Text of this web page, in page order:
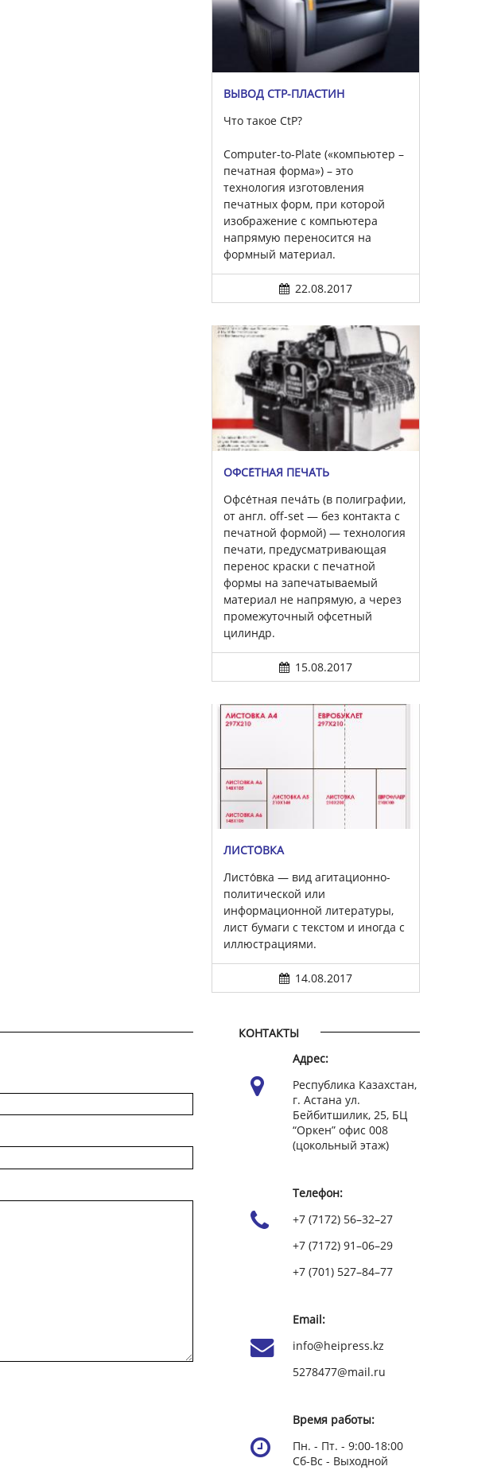
ВЫВОД CTP-ПЛАСТИН
Что такое CtP?
Computer-to-Plate («компьютер –
печатная форма») – это
технология изготовления
печатных форм, при которой
изображение с компьютера
напрямую переносится на
формный материал.
22.08.2017
ОФСЕ́ТНАЯ ПЕЧА́ТЬ
Офсе́тная печа́ть (в полиграфии,
от англ. off-set — без контакта с
печатной формой) — технология
печати, предусматривающая
перенос краски с печатной
формы на запечатываемый
материал не напрямую, а через
промежуточный офсетный
цилиндр.
15.08.2017
ЛИСТО́ВКА
Листо́вка — вид агитационно-
политической или
информационной литературы,
лист бумаги с текстом и иногда с
иллюстрациями.
14.08.2017
КОНТАКТЫ
Адрес:
Республика Казахстан,
г. Астана ул.
Бейбитшилик, 25, БЦ
“Оркен” офис 008
(цокольный этаж)
Телефон:
+7 (7172) 56–32–27
+7 (7172) 91–06–29
+7 (701) 527–84–77
Email:
info@heipress.kz
5278477@mail.ru
Время работы:
Пн. - Пт. - 9:00-18:00
Сб-Вс - Выходной